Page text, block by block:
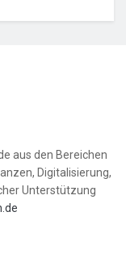
aus den Bereichen
Digitalisierung,
Unterstützung